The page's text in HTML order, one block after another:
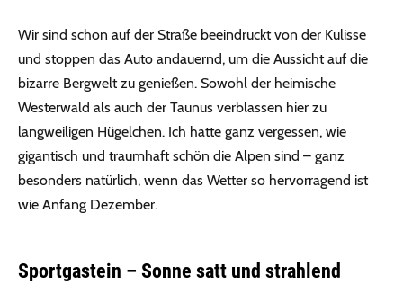
Wir sind schon auf der Straße beeindruckt von der Kulisse
und stoppen das Auto andauernd, um die Aussicht auf die
bizarre Bergwelt zu genießen. Sowohl der heimische
Westerwald als auch der Taunus verblassen hier zu
langweiligen Hügelchen. Ich hatte ganz vergessen, wie
gigantisch und traumhaft schön die Alpen sind – ganz
besonders natürlich, wenn das Wetter so hervorragend ist
wie Anfang Dezember.
Sportgastein – Sonne satt und strahlend